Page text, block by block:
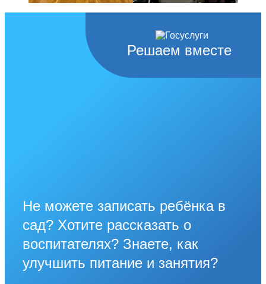
Решаем вместе
Не можете записать ребёнка в
сад? Хотите рассказать о
воспитателях? Знаете, как
улучшить питание и занятия?